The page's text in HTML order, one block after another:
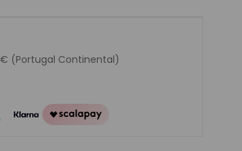
(Portugal Continental)